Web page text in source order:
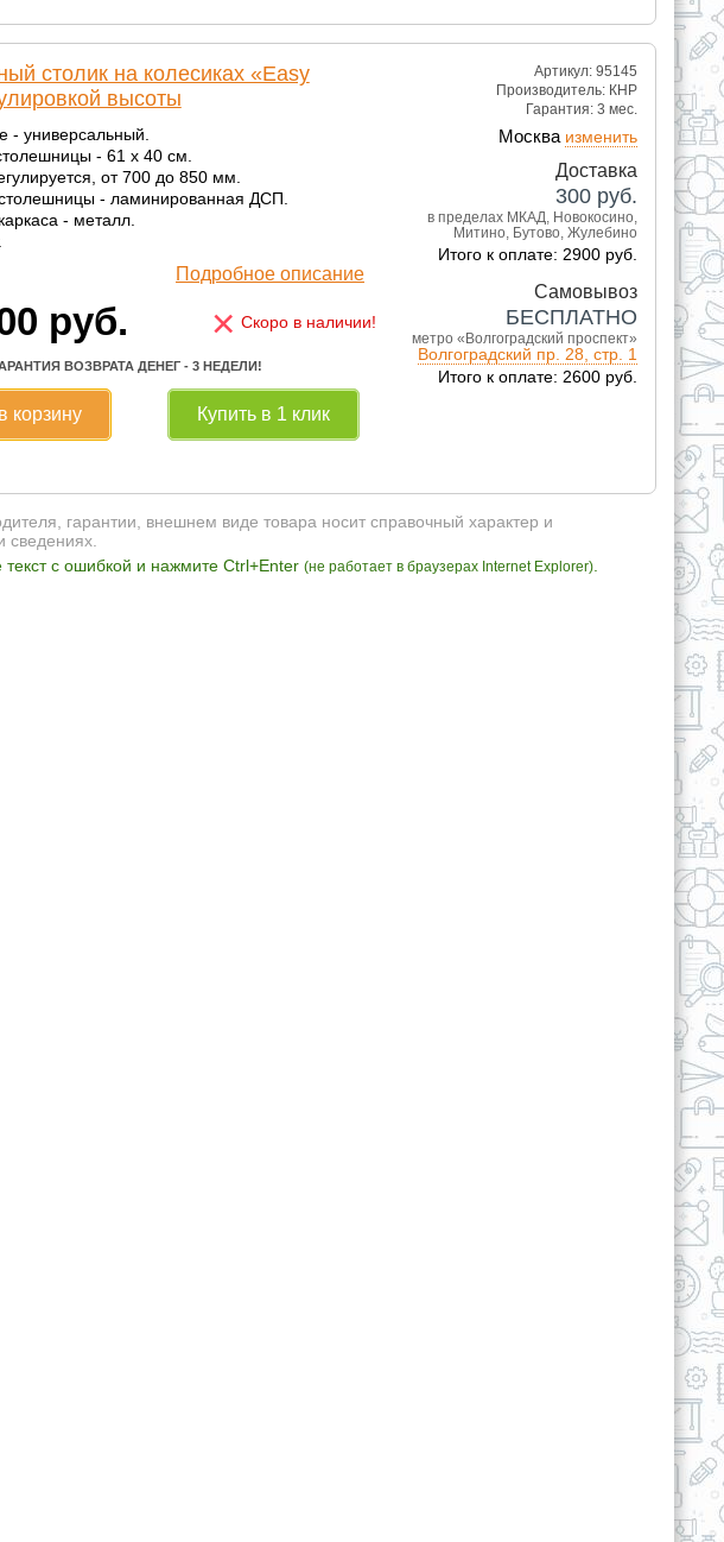
Артикул: 95145
Производитель: КНР
Гарантия: 3 мес.
Москва изменить
Доставка
300 руб.
в пределах МКАД, Новокосино,
Митино, Бутово, Жулебино
Итого к оплате: 2900 руб.
Самовывоз
БЕСПЛАТНО
метро «Волгоградский проспект»
Волгоградский пр. 28, стр. 1
Итого к оплате: 2600 руб.
столик на колесиках «Easy
высоты
- универсальный.
- 61 х 40 см.
от 700 до 850 мм.
- ламинированная ДСП.
- металл.
Подробное описание
руб. × Скоро в наличии!
ВОЗВРАТА ДЕНЕГ - 3 НЕДЕЛИ!
корзину Купить в 1 клик
гарантии, внешнем виде товара носит справочный характер и
сведениях.
с ошибкой и нажмите Ctrl+Enter (не работает в браузерах Internet Explorer).